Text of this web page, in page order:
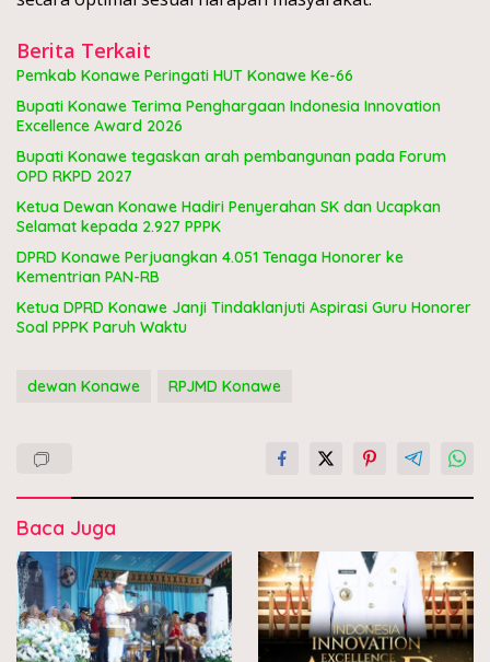
Berita Terkait
Pemkab Konawe Peringati HUT Konawe Ke-66
Bupati Konawe Terima Penghargaan Indonesia Innovation
Excellence Award 2026
Bupati Konawe tegaskan arah pembangunan pada Forum
OPD RKPD 2027
Ketua Dewan Konawe Hadiri Penyerahan SK dan Ucapkan
Selamat kepada 2.927 PPPK
DPRD Konawe Perjuangkan 4.051 Tenaga Honorer ke
Kementrian PAN-RB
Ketua DPRD Konawe Janji Tindaklanjuti Aspirasi Guru Honorer
Soal PPPK Paruh Waktu
dewan Konawe RPJMD Konawe
Baca Juga